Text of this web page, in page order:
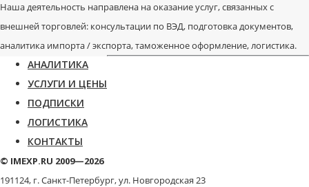
Наша деятельность направлена на оказание услуг, связанных с
внешней торговлей: консультации по ВЭД, подготовка документов,
аналитика импорта / экспорта, таможенное оформление, логистика.
АНАЛИТИКА
УСЛУГИ И ЦЕНЫ
ПОДПИСКИ
ЛОГИСТИКА
КОНТАКТЫ
© IMEXP.RU 2009—2026
191124, г. Санкт-Петербург,ул. Новгородская 23